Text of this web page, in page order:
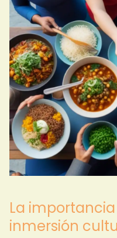
La
inmersión